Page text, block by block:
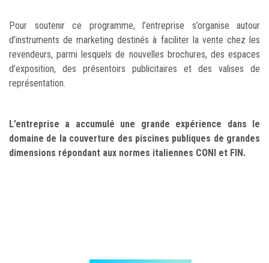
Pour soutenir ce programme, l’entreprise s’organise autour
d’instruments de marketing destinés à faciliter la vente chez les
revendeurs, parmi lesquels de nouvelles brochures, des espaces
d’exposition, des présentoirs publicitaires et des valises de
représentation.
L’entreprise a accumulé une grande expérience dans le
domaine de la couverture des piscines publiques de grandes
dimensions répondant aux normes italiennes CONI et FIN.